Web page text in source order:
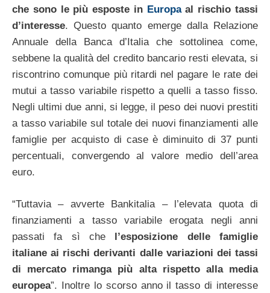
che sono le più esposte in Europaal rischio tassi
d’interesse. Questo quanto emerge dalla Relazione
Annuale della Banca d’Italia che sottolinea come,
sebbene la qualità del credito bancario resti elevata, si
riscontrino comunque più ritardi nel pagare le rate dei
mutui a tasso variabile rispetto a quelli a tasso fisso.
Negli ultimi due anni, si legge, il peso dei nuovi prestiti
a tasso variabile sul totale dei nuovi finanziamenti alle
famiglie per acquisto di case è diminuito di 37 punti
percentuali, convergendo al valore medio dell’area
euro.
“Tuttavia – avverte Bankitalia – l’elevata quota di
finanziamenti a tasso variabile erogata negli anni
passati fa sì che l’esposizione delle famiglie
italiane ai rischi derivanti dalle variazioni dei tassi
di mercato rimanga più alta rispetto alla media
europea”. Inoltre lo scorso anno il tasso di interesse